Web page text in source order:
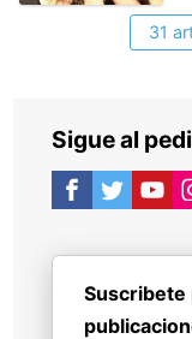
31
Sigue al
Suscribete